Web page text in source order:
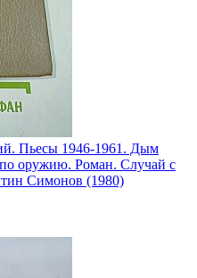
Пьесы 1946-1961. Дым
оружию. Роман. Случай с
Симонов (1980)